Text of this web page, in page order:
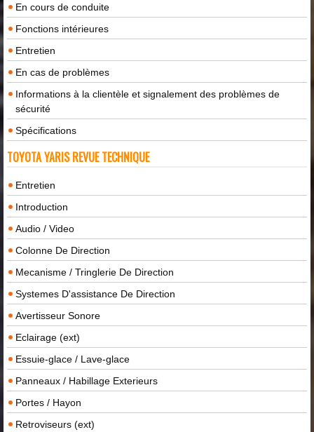
En cours de conduite
Fonctions intérieures
Entretien
En cas de problèmes
Informations à la clientèle et signalement des problèmes de
sécurité
Spécifications
TOYOTA YARIS REVUE TECHNIQUE
Entretien
Introduction
Audio / Video
Colonne De Direction
Mecanisme / Tringlerie De Direction
Systemes D'assistance De Direction
Avertisseur Sonore
Eclairage (ext)
Essuie-glace / Lave-glace
Panneaux / Habillage Exterieurs
Portes / Hayon
Retroviseurs (ext)